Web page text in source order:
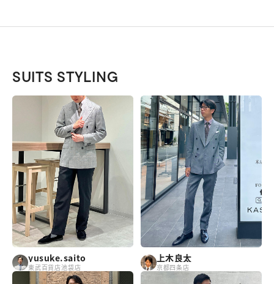
SUITS STYLING
yusuke.saito
東武百貨店池袋店
上木良太
京都四条店